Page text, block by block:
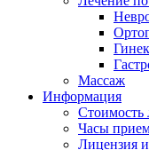
Массаж
Информация
Стоимость
Часы
Лицензия